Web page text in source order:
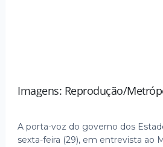
Imagens: Reprodução/
A porta-voz do governo dos
sexta-feira (29), em entrevista ao